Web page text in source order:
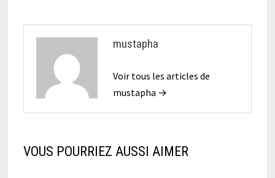
mustapha
Voir tous les articles de
mustapha →
VOUS POURRIEZ AUSSI AIMER